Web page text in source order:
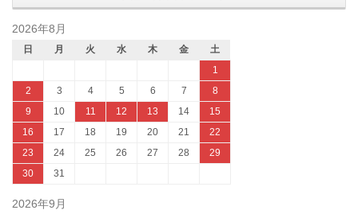
2026年8月
日 月 火 水 木 金
土
1
2
3 4 5 6 7
8
9
10 11 12 13 14
15
16
17 18 19 20 21
22
23
24 25 26 27 28
29
30
31
2026年9月